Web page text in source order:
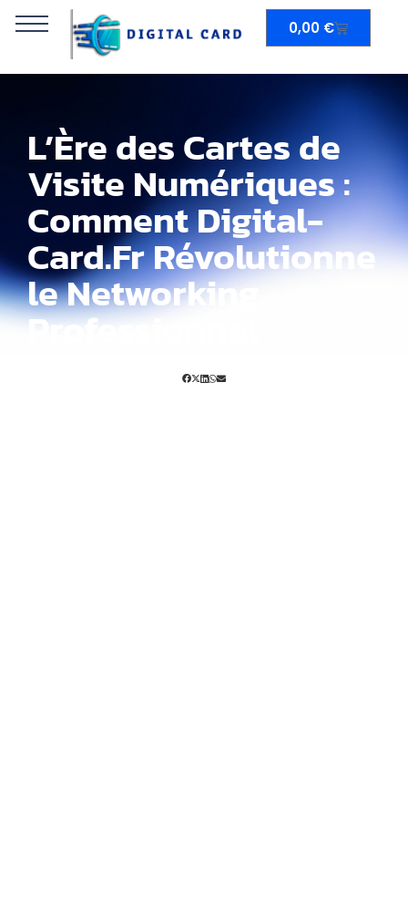
0,00 €
L’Ère des Cartes de
Visite Numériques :
Comment Digital-
Card.Fr Révolutionne
le Networking
Professionnel